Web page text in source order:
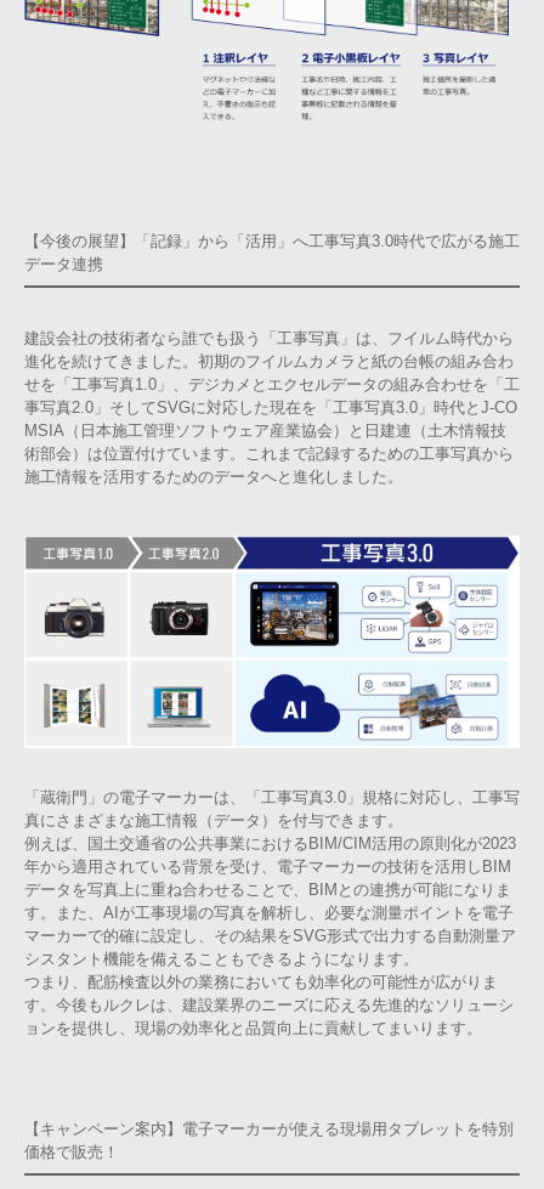
【今後の展望】「記録」から「活用」へ工事写真3.0時代で広がる施工
データ連携
建設会社の技術者なら誰でも扱う「工事写真」は、フイルム時代から
進化を続けてきました。初期のフイルムカメラと紙の台帳の組み合わ
せを「工事写真1.0」、デジカメとエクセルデータの組み合わせを「工
事写真2.0」そしてSVGに対応した現在を「工事写真3.0」時代とJ-CO
MSIA（日本施工管理ソフトウェア産業協会）と日建連（土木情報技
術部会）は位置付けています。これまで記録するための工事写真から
施工情報を活用するためのデータへと進化しました。
「蔵衛門」の電子マーカーは、「工事写真3.0」規格に対応し、工事写
真にさまざまな施工情報（データ）を付与できます。
例えば、国土交通省の公共事業におけるBIM/CIM活用の原則化が2023
年から適用されている背景を受け、電子マーカーの技術を活用しBIM
データを写真上に重ね合わせることで、BIMとの連携が可能になりま
す。また、AIが工事現場の写真を解析し、必要な測量ポイントを電子
マーカーで的確に設定し、その結果をSVG形式で出力する自動測量ア
シスタント機能を備えることもできるようになります。
つまり、配筋検査以外の業務においても効率化の可能性が広がりま
す。今後もルクレは、建設業界のニーズに応える先進的なソリューシ
ョンを提供し、現場の効率化と品質向上に貢献してまいります。
【キャンペーン案内】電子マーカーが使える現場用タブレットを特別
価格で販売！